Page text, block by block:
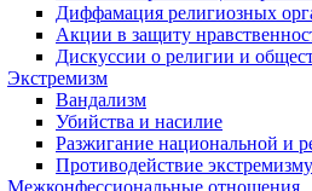
Диффамация религиозных
Акции в защиту
Дискуссии о религии и
Экстремизм
Вандализм
Убийства и насилие
Разжигание национальной и
Противодействие экстремизму
Межконфессиональные отношения